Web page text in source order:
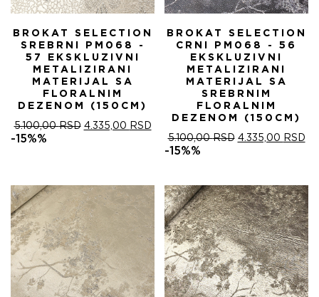
BROKAT SELECTION
SREBRNI PM068 -
57 EKSKLUZIVNI
METALIZIRANI
MATERIJAL SA
FLORALNIM
DEZENOM (150CM)
5.100,00RSD ОРИГИНАЛНА
4.335,00 RSDТРЕНУТНА
ЦЕНА
-15%%
BROKAT SELECTION
CRNI PM068 - 56
EKSKLUZIVNI
METALIZIRANI
MATERIJAL SA
SREBRNIM
FLORALNIM
DEZENOM (150CM)
5.100,00RSD ОРИГИНАЛНА
5.100,00 RSD.
4.335,00 RSD
-15%%